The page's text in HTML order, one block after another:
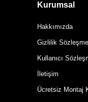
Kurumsal
Hakkımızda
Gizlilik
Kullanıcı
İletişim
Ücretsiz Montaj